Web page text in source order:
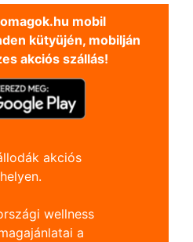
mobil
kütyüjén, mobilján
akciós szállás!
akciós
wellness
a